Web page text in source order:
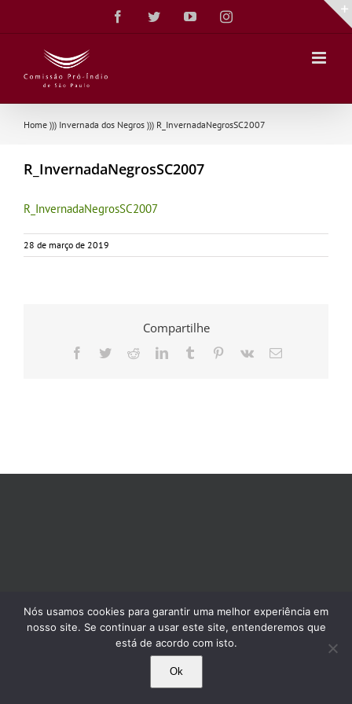
conteúdo
FacebookTwitterYouTubeInstagram
Home ))) Invernada dos Negros ))) R_InvernadaNegrosSC2007
R_InvernadaNegrosSC2007
R_InvernadaNegrosSC2007
28 de março de 2019
Compartilhe
Facebook
TwitterRedditLinkedInTumblr Pinterest
Vk
E-
© 1995-2025 Comissão Pró-Índio de São Paulo. Todos os direitos reservados.
Nós usamos cookies para garantir uma melhor experiência em
nosso site. Se continuar a usar este site, entenderemos que
está de acordo com isto.
Ok